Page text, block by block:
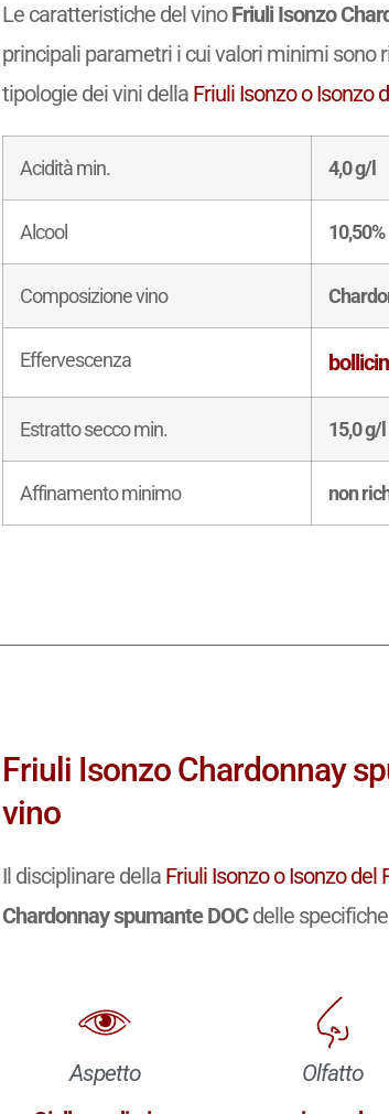
Le caratteristiche del vinoFriuli Isonzo
principali parametri i cui valori minimi sono
tipologie dei vini della Friuli Isonzo o Isonzo
Acidità min. 4,0 g/l
Alcool 10,50%
Composizione vino
Effervescenza
Estratto secco min. 15,0 g/l
Affinamento minimo non
Friuli Isonzo Chardonnay
vino
Il disciplinare della Friuli Isonzo o Isonzo del
Chardonnay spumante DOCdelle
Aspetto
Olfatto